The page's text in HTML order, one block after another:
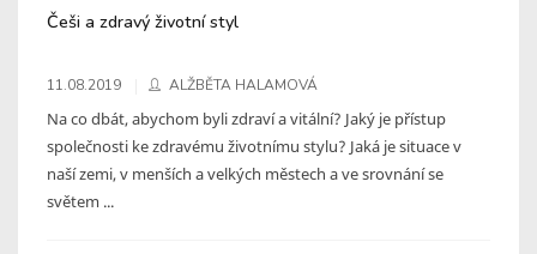
Češi a zdravý životní styl
11.08.2019 ALŽBĚTA HALAMOVÁ
Na co dbát, abychom byli zdraví a vitální? Jaký je přístup
společnosti ke zdravému životnímu stylu? Jaká je situace v
naší zemi, v menších a velkých městech a ve srovnání se
světem ...